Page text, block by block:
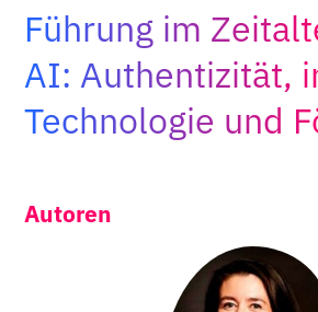
Adopt AI
nach:
DE
Führung im
AI: Authentizität,
Technologie und
Autoren